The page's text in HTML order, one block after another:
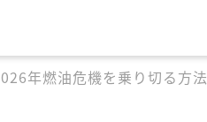
年燃油危機を乗り切る方法